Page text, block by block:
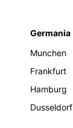
Germania
Munchen
Frankfurt
Hamburg
Dusseldorf